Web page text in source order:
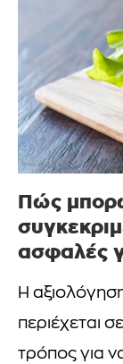
Πώς
ασφαλές
Η
περιέχεται
τρόπος για